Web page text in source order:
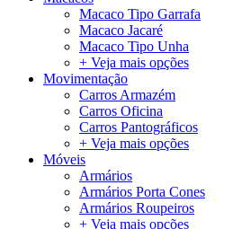
Macaco Tipo Garrafa
Macaco Jacaré
Macaco Tipo Unha
+ Veja mais opções
Movimentação
Carros Armazém
Carros Oficina
Carros Pantográficos
+ Veja mais opções
Móveis
Armários
Armários Porta Cones
Armários Roupeiros
+ Veja mais opções